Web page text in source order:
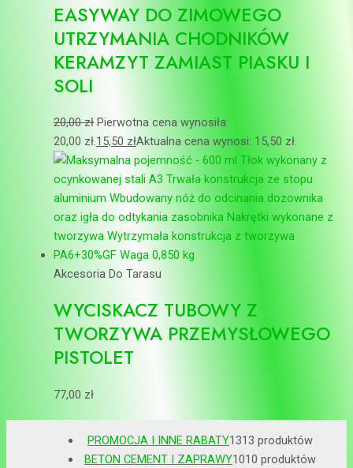
EASYWAY DO ZIMOWEGO
UTRZYMANIA CHODNIKÓW
KERAMZYT ZAMIAST PIASKU I
SOLI
20,00zł Pierwotna cena wynosiła:
20,00 zł.15,50 złAktualna cena wynosi: 15,50 zł.
Akcesoria Do Tarasu
WYCISKACZ TUBOWY Z
TWORZYWA PRZEMYSŁOWEGO
PISTOLET
77,00 zł
PROMOCJA I INNE RABATY1313 produktów
BETON CEMENT I ZAPRAWY1010 produktów